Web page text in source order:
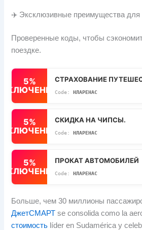
✈️ Эксклюзивные преимущества для
Проверенные коды, чтобы
поездке.
5%
СТРАХОВАНИЕ
НЛАРЕНАС
5%
СКИДКА НА ЧИПСЫ.
НЛАРЕНАС
5%
ПРОКАТ АВТОМОБИЛЕЙ
НЛАРЕНАС
Больше, чем 30 миллионы
ДжетСМАРТ se consolida como la
стоимость líder en Sudamérica y